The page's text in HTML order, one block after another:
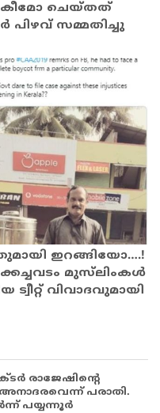
കീമോ ചെയ്തത്
സമ്മതിച്ചു
ഇറങ്ങിയോ….!
മുസ്‌ലിംകള്‍
വിവാദവുമായി
രാജേഷിന്റെ
പരാതി.
പയ്യന്നൂർ